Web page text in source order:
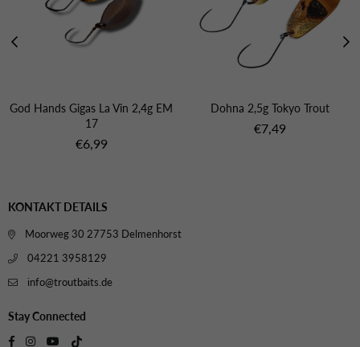
EM
Dohna 2,5g Tokyo Trout
God Hands Gigas La Vin
KONTAKT DETAILS
Moorweg 30 27753 Delmenhorst
04221 3958129
info@troutbaits.de
Stay Connected
FacebookInstagram
YouTube